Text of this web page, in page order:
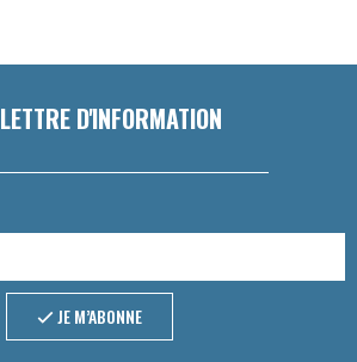
LETTRE D'INFORMATION
JE M’ABONNE